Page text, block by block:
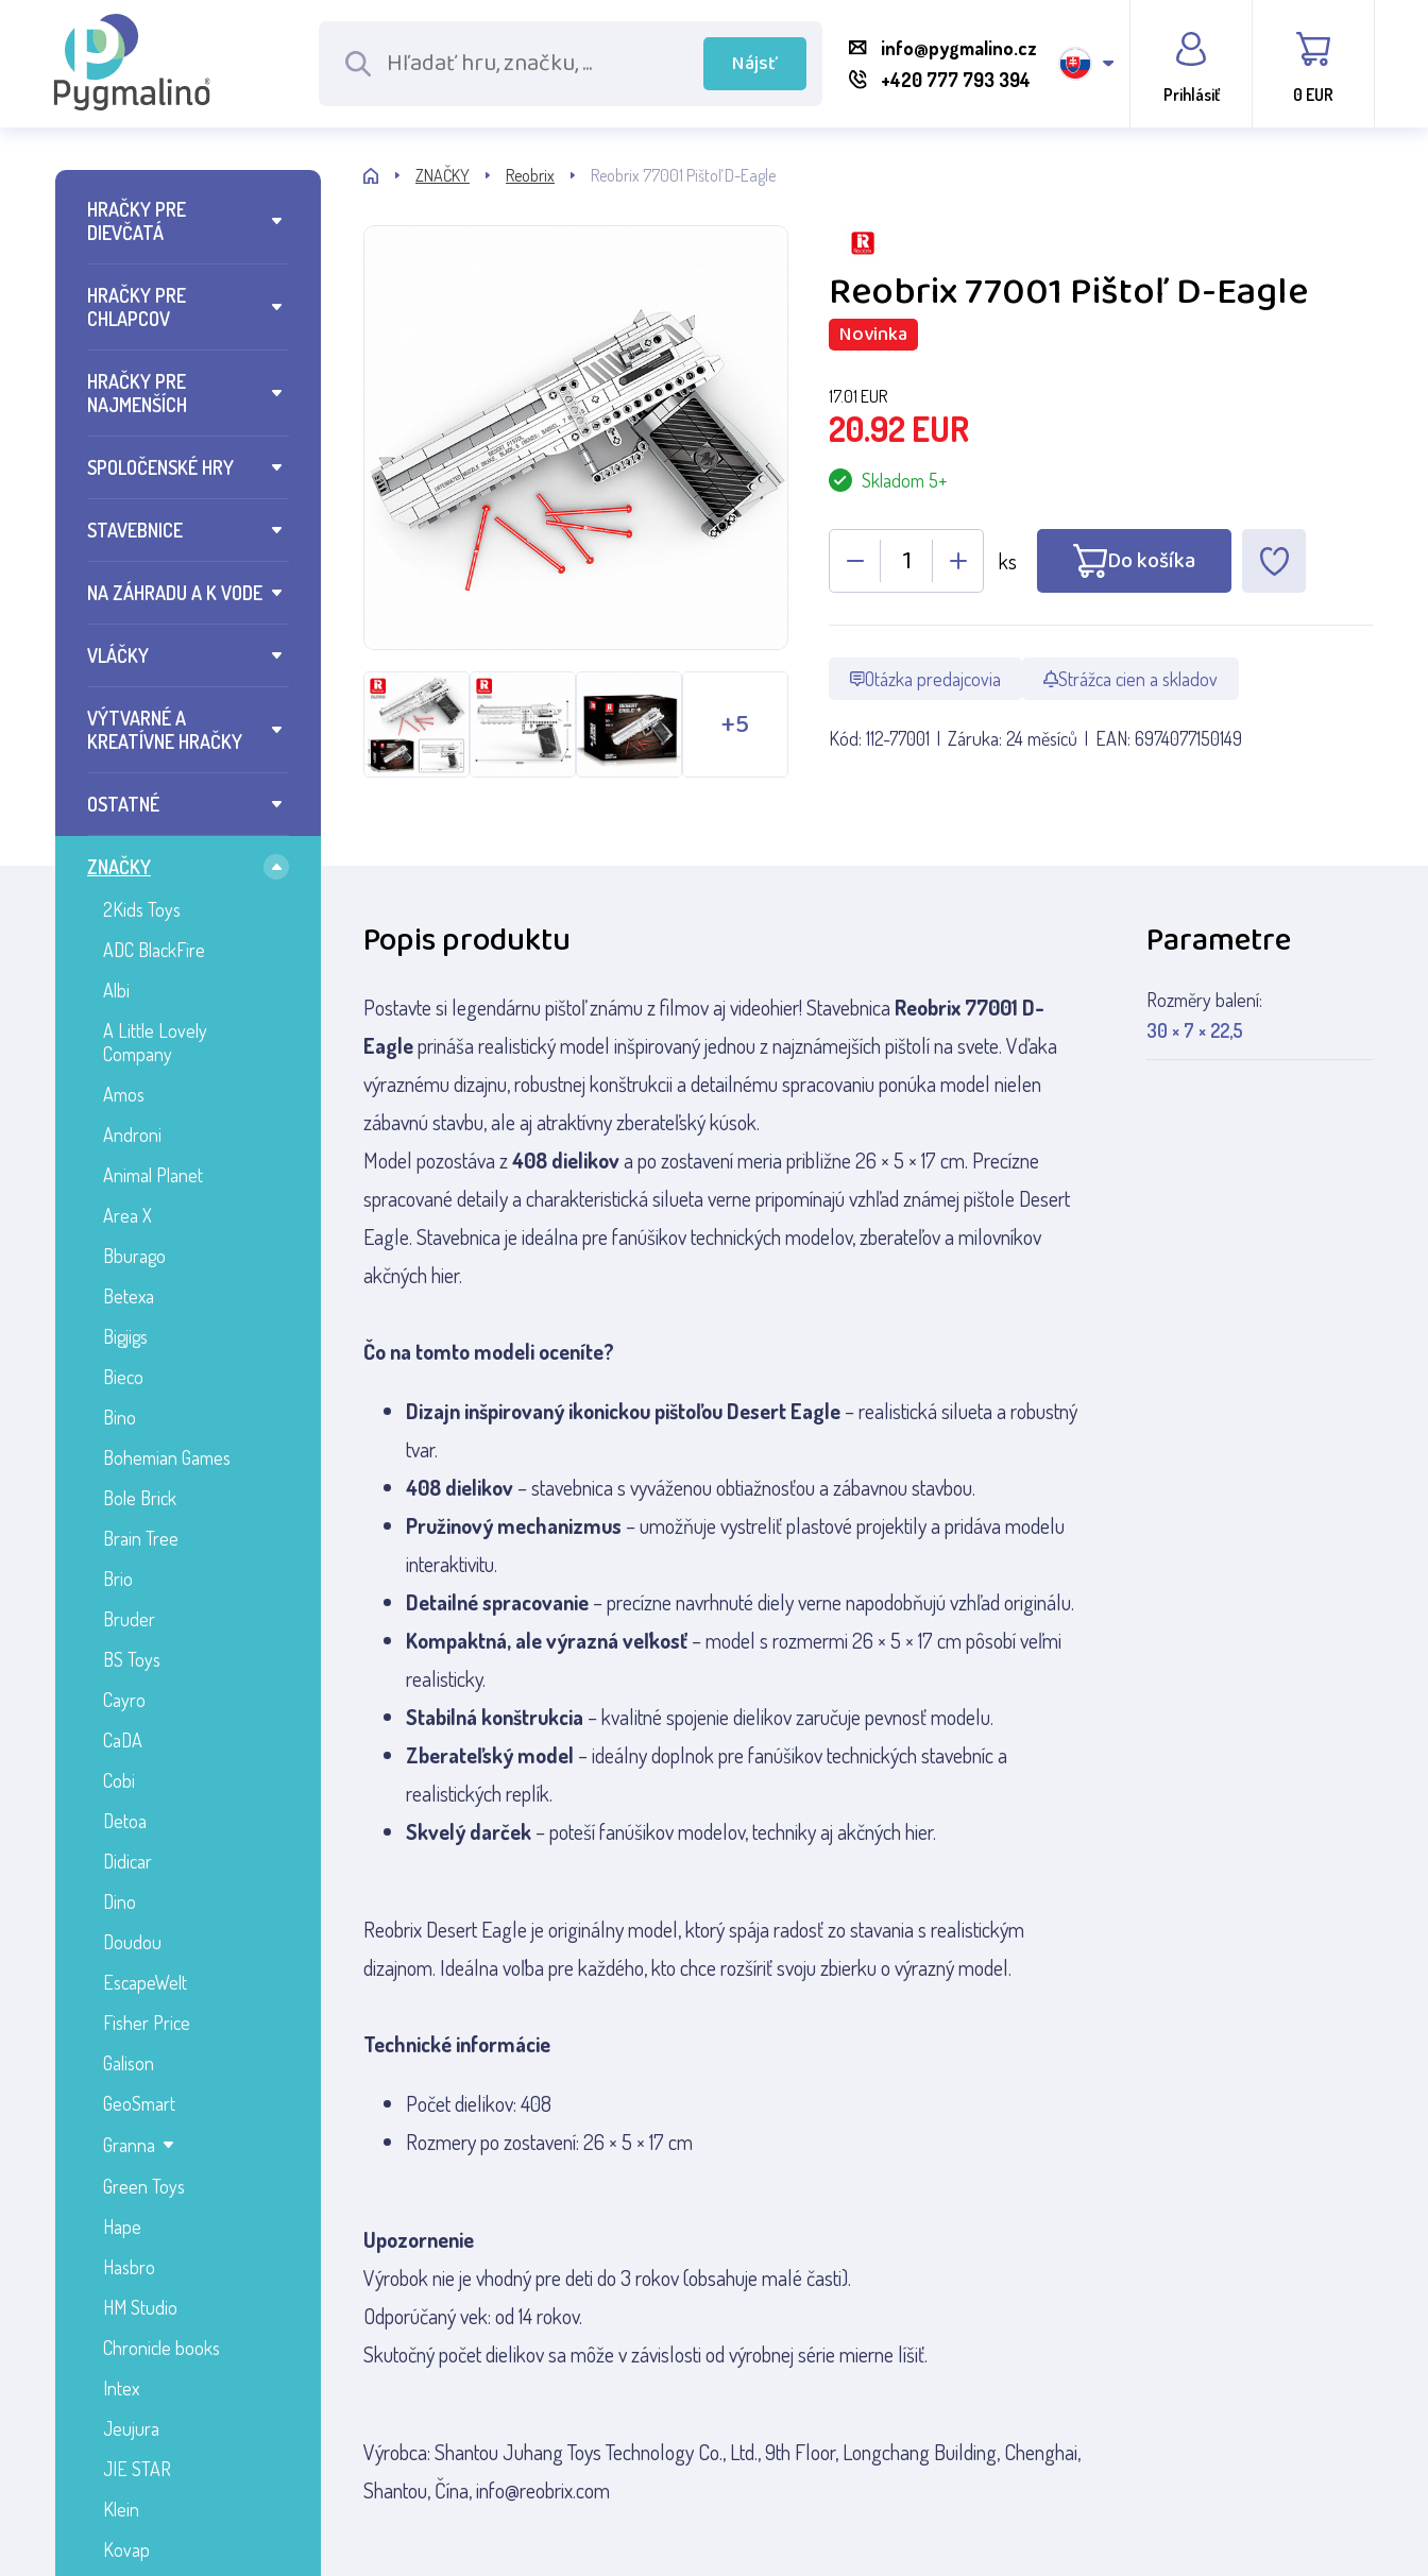
Nájsť
info@pygmalino.cz
+420 777 793 394
Prihlásiť 0 EUR
HRAČKY PRE
DIEVČATÁ
HRAČKY PRE
CHLAPCOV
HRAČKY PRE
NAJMENŠÍCH
SPOLOČENSKÉ HRY
STAVEBNICE
NA ZÁHRADU A K VODE
VLÁČKY
VÝTVARNÉ A
KREATÍVNE HRAČKY
OSTATNÉ
ZNAČKY
2Kids Toys
ADC BlackFire
Albi
A Little Lovely
Company
Amos
Androni
Animal Planet
Area X
Bburago
Betexa
Bigjigs
Bieco
Bino
Bohemian Games
Bole Brick
Brain Tree
Brio
Bruder
BS Toys
Cayro
CaDA
Cobi
Detoa
Didicar
Dino
Doudou
EscapeWelt
Fisher Price
Galison
GeoSmart
Granna
Green Toys
Hape
Hasbro
HM Studio
Chronicle books
Intex
Jeujura
JIE STAR
Klein
Kovap
ZNAČKY Reobrix Reobrix 77001 Pištoľ D-Eagle
Reobrix 77001 Pištoľ D-Eagle
Novinka
17.01 EUR
20.92EUR
Skladom 5+
ks Do košíka
Otázka predajcovia Strážca cien a skladov
Kód: 112-77001 Záruka: 24 měsíců EAN: 6974077150149
Popis produktu
Postavte si legendárnu pištoľ známu z filmov aj videohier! Stavebnica Reobrix 77001 D-
Eagleprináša realistický model inšpirovaný jednou z najznámejších pištolí na svete. Vďaka
výraznému dizajnu, robustnej konštrukcii a detailnému spracovaniu ponúka model nielen
zábavnú stavbu, ale aj atraktívny zberateľský kúsok.
Model pozostáva z408 dielikova po zostavení meria približne 26 × 5 × 17 cm. Precízne
spracované detaily a charakteristická silueta verne pripomínajú vzhľad známej pištole Desert
Eagle. Stavebnica je ideálna pre fanúšikov technických modelov, zberateľov a milovníkov
akčných hier.
Čo na tomto modeli oceníte?
Dizajn inšpirovaný ikonickou pištoľou Desert Eagle– realistická silueta a robustný
tvar.
408 dielikov– stavebnica s vyváženou obtiažnosťou a zábavnou stavbou.
Pružinový mechanizmus – umožňuje vystreliť plastové projektily a pridáva modelu
interaktivitu.
Detailné spracovanie– precízne navrhnuté diely verne napodobňujú vzhľad originálu.
Kompaktná, ale výrazná veľkosť– model s rozmermi 26 × 5 × 17 cm pôsobí veľmi
realisticky.
Stabilná konštrukcia – kvalitné spojenie dielikov zaručuje pevnosť modelu.
Zberateľský model – ideálny doplnok pre fanúšikov technických stavebníc a
realistických replík.
Skvelý darček– poteší fanúšikov modelov, techniky aj akčných hier.
Reobrix Desert Eagle je originálny model, ktorý spája radosť zo stavania s realistickým
dizajnom. Ideálna voľba pre každého, kto chce rozšíriť svoju zbierku o výrazný model.
Technické informácie
Počet dielikov: 408
Rozmery po zostavení: 26 × 5 × 17 cm
Upozornenie
Výrobok nie je vhodný pre deti do 3 rokov (obsahuje malé časti).
Odporúčaný vek: od 14 rokov.
Skutočný počet dielikov sa môže v závislosti od výrobnej série mierne líšiť.
Výrobca: Shantou Juhang Toys Technology Co., Ltd., 9th Floor, Longchang Building, Chenghai,
Shantou, Čína, info@reobrix.com
Parametre
Rozměry balení:
30 × 7 × 22,5